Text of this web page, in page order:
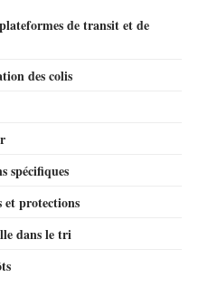
de transit et de
des colis
spécifiques
et protections
dans le tri